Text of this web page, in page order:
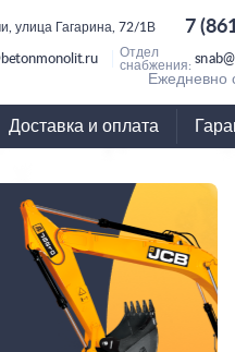
улица Гагарина, 72/1В 7
Отдел
снабжения:
Ежедневно
Доставка и оплата